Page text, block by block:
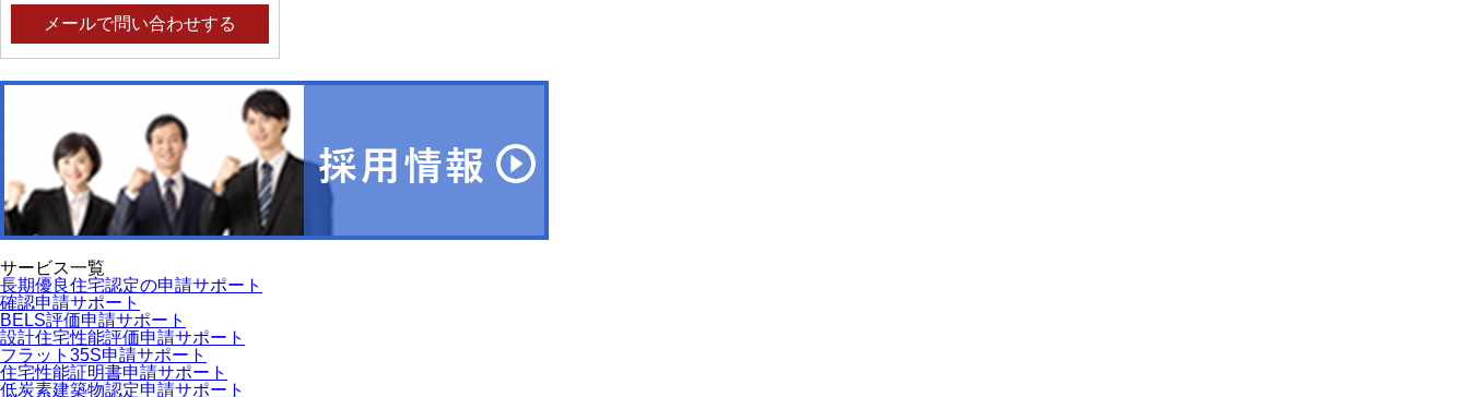
メールで問い合わせする
サービス一覧
長期優良住宅認定の申請サポート
確認申請サポート
BELS評価申請サポート
設計住宅性能評価申請サポート
フラット35S申請サポート
住宅性能証明書申請サポート
低炭素建築物認定申請サポート